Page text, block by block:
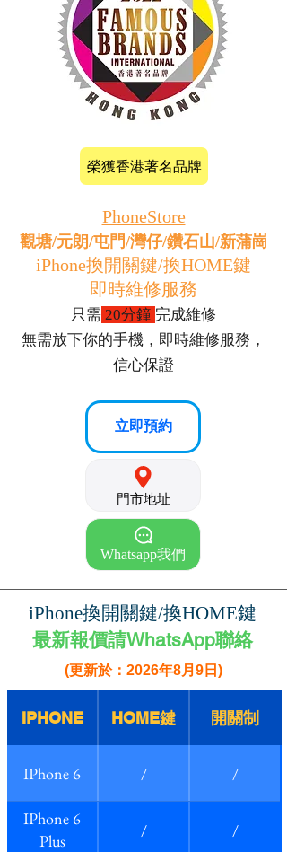
榮獲香港著名品牌
PhoneStore
觀塘/元朗/屯門/灣仔/鑽石山/新蒲崗
iPhone換開關鍵/換HOME鍵
即時維修服務
只需 20分鐘 完成維修
無需放下你的手機，即時維修服務，
信心保證
立即預約
門市地址
Whatsapp我們
iPhone換開關鍵/換HOME鍵
最新報價請WhatsApp聯絡
(更新於：2026年8月9日)
IPHONE HOME鍵 開關制
IPhone 6 / /
IPhone 6
Plus
/ /